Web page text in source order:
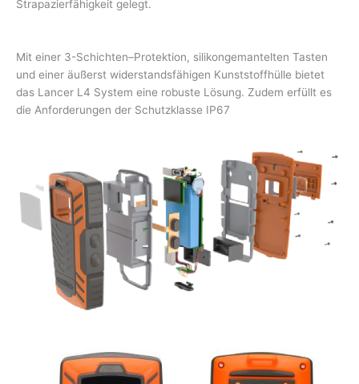
Strapazierfähigkeit gelegt.
Mit einer 3-Schichten–Protektion, silikongemantelten Tasten
und einer äußerst widerstandsfähigen Kunststoffhülle bietet
das Lancer L4 System eine robuste Lösung. Zudem erfüllt es
die Anforderungen der Schutzklasse IP67